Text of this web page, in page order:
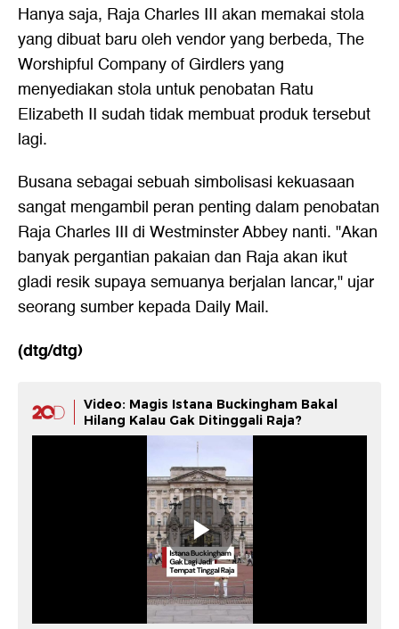
Hanya saja, Raja Charles III akan memakai stola
yang dibuat baru oleh vendor yang berbeda, The
Worshipful Company of Girdlers yang
menyediakan stola untuk penobatan Ratu
Elizabeth II sudah tidak membuat produk tersebut
lagi.
Busana sebagai sebuah simbolisasi kekuasaan
sangat mengambil peran penting dalam penobatan
Raja Charles III di Westminster Abbey nanti. "Akan
banyak pergantian pakaian dan Raja akan ikut
gladi resik supaya semuanya berjalan lancar," ujar
seorang sumber kepada Daily Mail.
(dtg/dtg)
Video: Magis Istana Buckingham Bakal
Hilang Kalau Gak Ditinggali Raja?